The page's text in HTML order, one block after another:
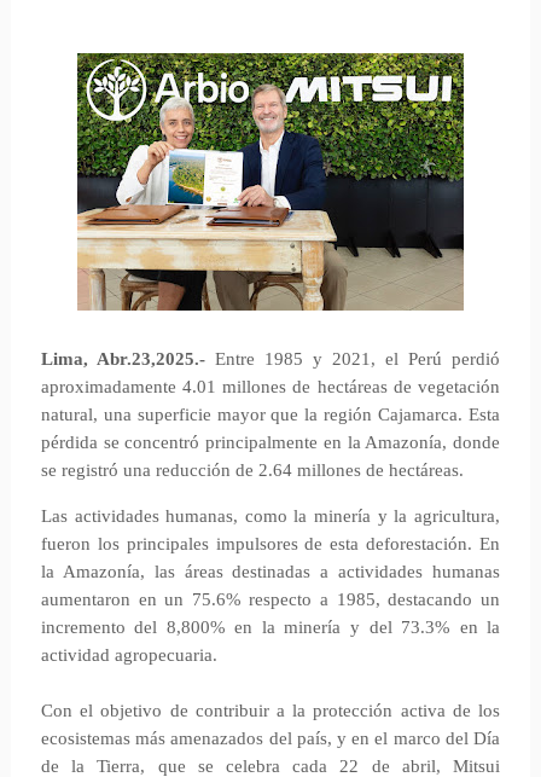
Lima, Abr.23,2025.- Entre 1985 y 2021, el Perú perdió
aproximadamente 4.01 millones de hectáreas de vegetación
natural, una superficie mayor que la región Cajamarca. Esta
pérdida se concentró principalmente en la Amazonía, donde
se registró una reducción de 2.64 millones de hectáreas.
Las actividades humanas, como la minería y la agricultura,
fueron los principales impulsores de esta deforestación. En
la Amazonía, las áreas destinadas a actividades humanas
aumentaron en un 75.6% respecto a 1985, destacando un
incremento del 8,800% en la minería y del 73.3% en la
actividad agropecuaria.​
Con el objetivo de contribuir a la protección activa de los
ecosistemas más amenazados del país, y en el marco del Día
de la Tierra, que se celebra cada 22 de abril, Mitsui